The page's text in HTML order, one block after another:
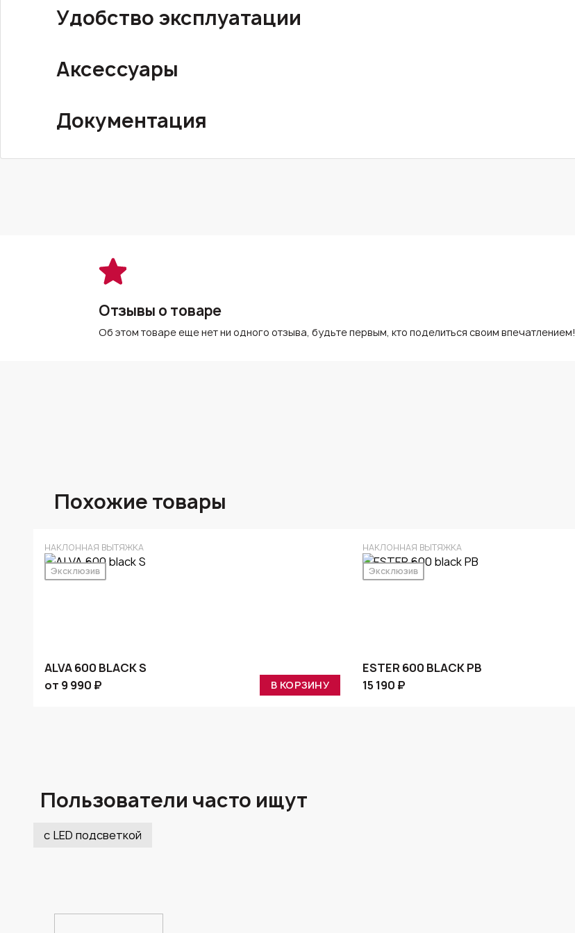
Удобство эксплуатации
Аксессуары
Документация
Отзывы о товаре
Об этом товаре еще нет ни одного отзыва, будьте первым, кто поделиться своим впечатлением!
Похожие товары
НАКЛОННАЯ ВЫТЯЖКА
Эксклюзив
ALVA 600 BLACK S
от 9 990 ₽
В КОРЗИНУ
НАКЛОННАЯ ВЫТЯЖКА
Эксклюзив
ESTER 600 BLACK PB
15 190 ₽
Пользователи часто ищут
с LED подсветкой